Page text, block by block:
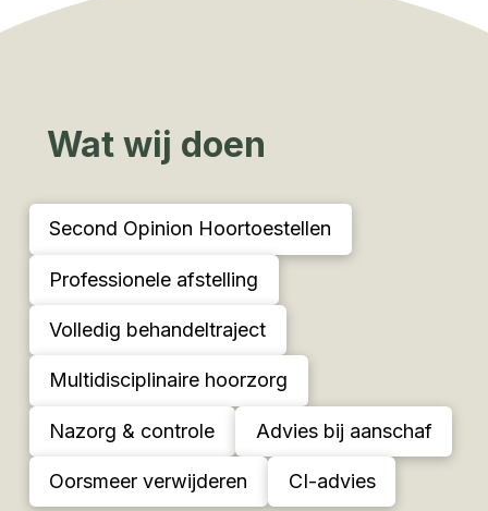
Wat wij doen
Second Opinion Hoortoestellen
Professionele afstelling
Volledig behandeltraject
Multidisciplinaire hoorzorg
Nazorg & controle Advies bij aanschaf
Oorsmeer verwijderen CI-advies